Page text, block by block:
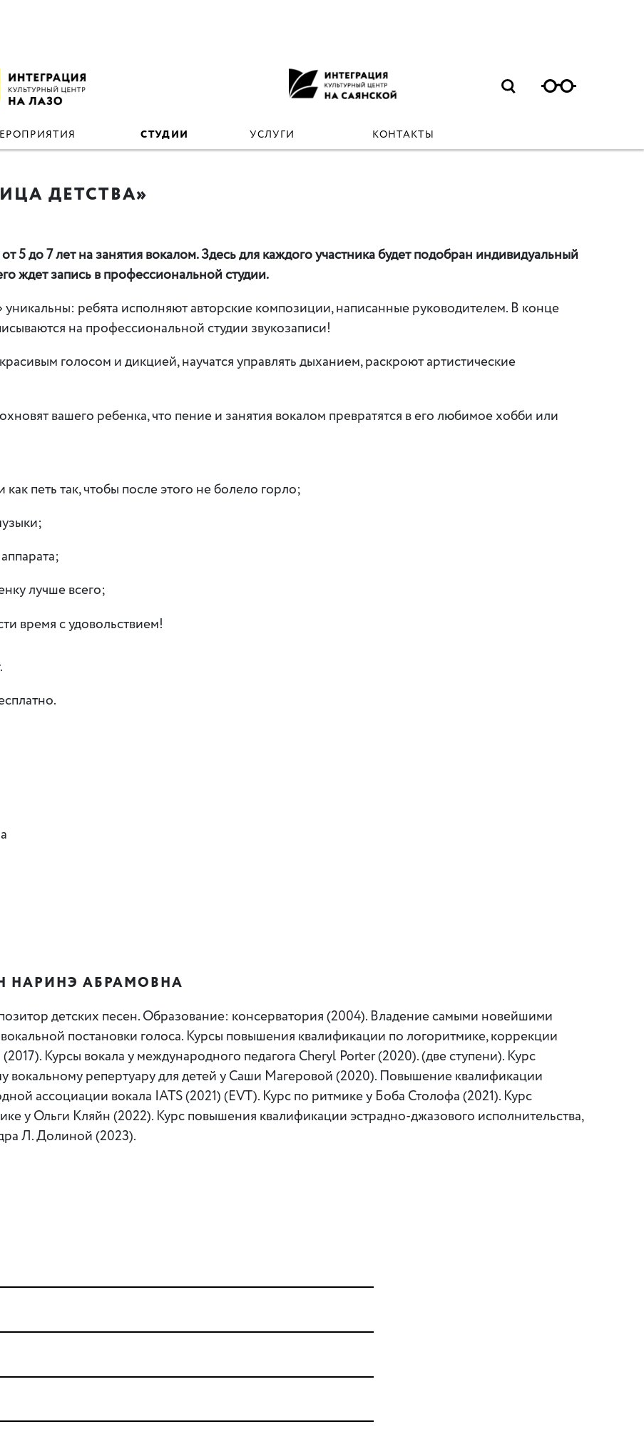
СТУДИИ УСЛУГИ КОНТАКТЫ
ДЕТСТВА»
5 до 7 лет на занятия вокалом. Здесь для каждого участника будет подобран индивидуальный
ждет запись в профессиональной студии.
уникальны: ребята исполняют авторские композиции, написанные руководителем. В конце
на профессиональной студии звукозаписи!
голосом и дикцией, научатся управлять дыханием, раскроют артистические
вашего ребенка, что пение и занятия вокалом превратятся в его любимое хобби или
петь так, чтобы после этого не болело горло;
лучше всего;
время с удовольствием!
НАРИНЭ АБРАМОВНА
детских песен. Образование: консерватория (2004). Владение самыми новейшими
постановки голоса. Курсы повышения квалификации по логоритмике, коррекции
Курсы вокала у международного педагога Cheryl Porter (2020). (две ступени). Курс
вокальному репертуару для детей у Саши Магеровой (2020). Повышение квалификации
ассоциации вокала IATS (2021) (EVT). Курс по ритмике у Боба Столофа (2021). Курс
у Ольги Кляйн (2022). Курс повышения квалификации эстрадно-джазового исполнительства,
Л. Долиной (2023).